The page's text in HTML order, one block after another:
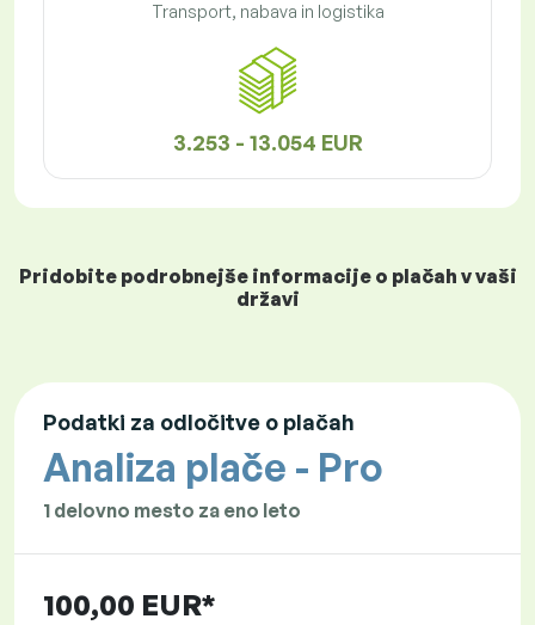
Transport, nabava in logistika
3.253 - 13.054 EUR
Pridobite podrobnejše informacije o plačah v vaši
državi
Podatki za odločitve o plačah
Analiza plače - Pro
1 delovno mesto za eno leto
100,00 EUR*